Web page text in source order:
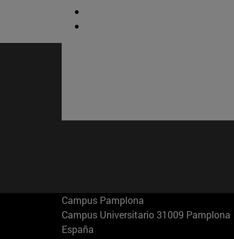
Campus Pamplona
Campus Universitario 31009 Pamplona
España